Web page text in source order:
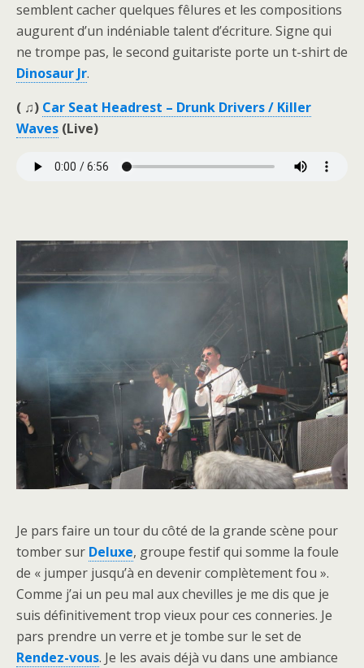
semblent cacher quelques fêlures et les compositions
augurent d’un indéniable talent d’écriture. Signe qui
ne trompe pas, le second guitariste porte un t-shirt de
Dinosaur Jr.
( ♫) Car Seat Headrest – Drunk Drivers / Killer
Waves (Live)
Je pars faire un tour du côté de la grande scène pour
tomber sur Deluxe, groupe festif qui somme la foule
de « jumper jusqu’à en devenir complètement fou ».
Comme j’ai un peu mal aux chevilles je me dis que je
suis définitivement trop vieux pour ces conneries. Je
pars prendre un verre et je tombe sur le set de
Rendez-vous. Je les avais déjà vu dans une ambiance